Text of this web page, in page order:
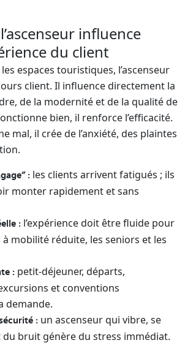
influence
du client
espaces touristiques, l’ascenseur
client. Il influence directement la
de la modernité et de la qualité de
bien, il renforce l’efficacité.
mal, il crée de l’anxiété, des plaintes
: les clients arrivent fatigués ; ils
monter rapidement et sans
: l’expérience doit être fluide pour
à mobilité réduite, les seniors et les
: petit-déjeuner, départs,
et conventions
demande.
: un ascenseur qui vibre, se
bruit génère du stress immédiat.